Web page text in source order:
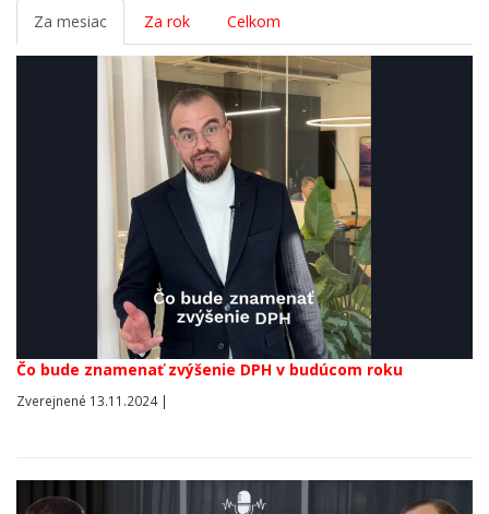
Za mesiac Za rok Celkom
Čo bude znamenať zvýšenie DPH v budúcom roku
Zverejnené 13.11.2024 |